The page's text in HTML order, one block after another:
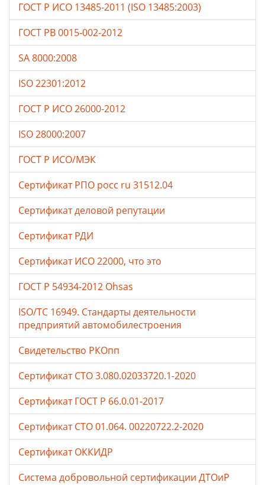
ГОСТ Р ИСО 13485-2011 (ISO 13485:2003)
ГОСТ РВ 0015-002-2012
SA 8000:2008
ISO 22301:2012
ГОСТ Р ИСО 26000-2012
ISO 28000:2007
ГОСТ Р ИСО/МЭК
Сертификат РПО росс ru 31512.04
Сертификат деловой репутации
Сертификат РДИ
Сертификат ИСО 22000, что это
ГОСТ Р 54934-2012 Ohsas
ISO/TC 16949. Стандарты деятельности
предприятий автомобилестроения
Свидетельство РКОпп
Сертификат СТО 3.080.02033720.1-2020
Сертификат ГОСТ Р 66.0.01-2017
Сертификат СТО 01.064. 00220722.2-2020
Сертификат ОККИДР
Система добровольной сертификации ДТОиР